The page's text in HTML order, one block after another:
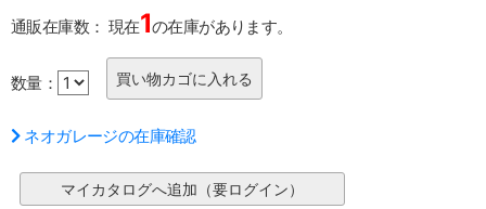
通販在庫数： 現在1の在庫があります。
数量：
ネオガレージの在庫確認